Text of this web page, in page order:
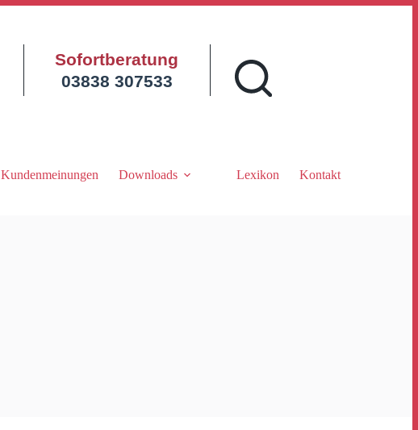
Sofortberatung
03838 307533
Kundenmeinungen Downloads Lexikon Kontakt